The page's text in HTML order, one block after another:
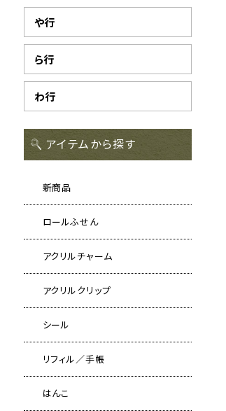
や行
ら行
わ行
アイテムから探す
新商品
ロールふせん
アクリルチャーム
アクリルクリップ
シール
リフィル／手帳
はんこ